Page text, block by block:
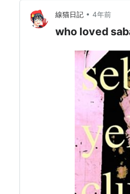
線猫日記 • 4年前
who loved